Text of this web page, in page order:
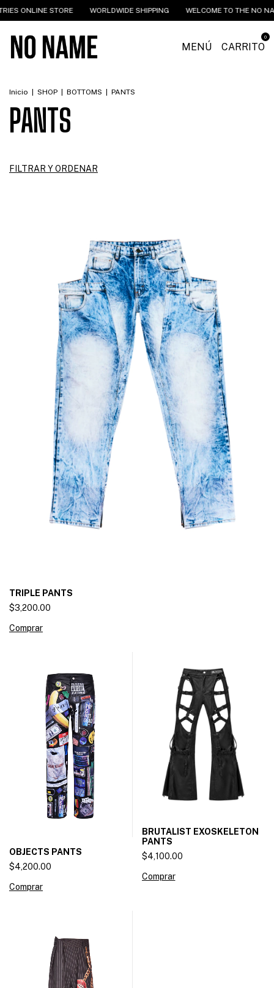
STORE WORLDWIDE SHIPPING WELCOME TO THE NO NAME
MENÚ CARRITO
0
Inicio SHOP BOTTOMS PANTS
PANTS
FILTRAR Y ORDENAR
TRIPLE PANTS
$3,200.00
Comprar
OBJECTS PANTS
$4,200.00
Comprar
BRUTALIST EXOSKELETON
PANTS
$4,100.00
Comprar